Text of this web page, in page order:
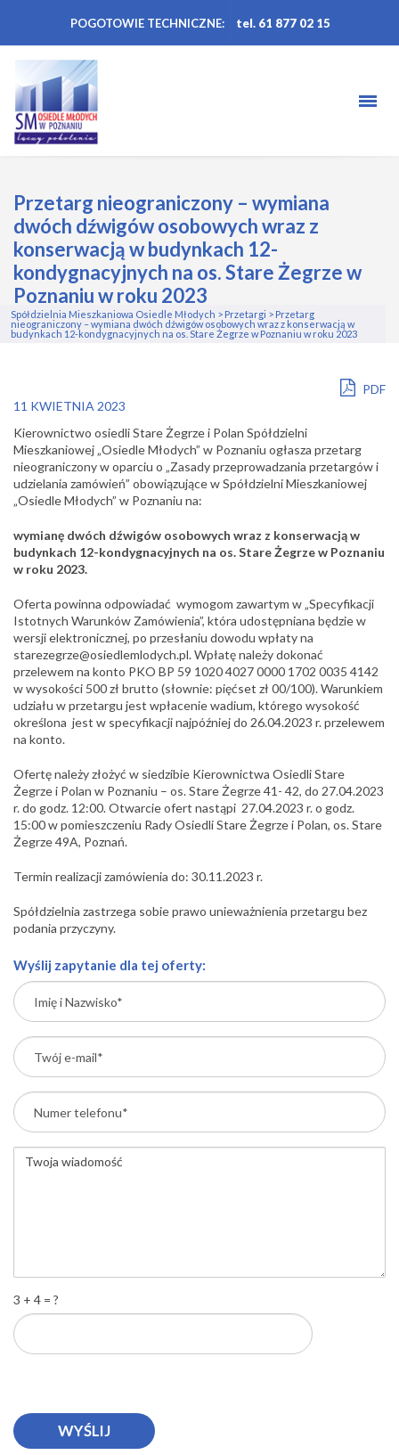
POGOTOWIE TECHNICZNE: tel. 61 877 02 15
Przetarg nieograniczony – wymiana
dwóch dźwigów osobowych wraz z
konserwacją w budynkach 12-
kondygnacyjnych na os. Stare Żegrze w
Poznaniu w roku 2023
Spółdzielnia Mieszkaniowa Osiedle Młodych > Przetargi > Przetarg
nieograniczony – wymiana dwóch dźwigów osobowych wraz z konserwacją w
budynkach 12-kondygnacyjnych na os. Stare Żegrze w Poznaniu w roku 2023
PDF
11 KWIETNIA 2023
Kierownictwo osiedli Stare Żegrze i Polan Spółdzielni
Mieszkaniowej „Osiedle Młodych” w Poznaniu ogłasza przetarg
nieograniczony w oparciu o „Zasady przeprowadzania przetargów i
udzielania zamówień” obowiązujące w Spółdzielni Mieszkaniowej
„Osiedle Młodych” w Poznaniu na:
wymianę dwóch dźwigów osobowych wraz z konserwacją w
budynkach 12-kondygnacyjnych na os. Stare Żegrze w Poznaniu
w roku 2023.
Oferta powinna odpowiadać wymogom zawartym w „Specyfikacji
Istotnych Warunków Zamówienia”, która udostępniana będzie w
wersji elektronicznej, po przesłaniu dowodu wpłaty na
starezegrze@osiedlemlodych.pl. Wpłatę należy dokonać
przelewem na konto PKO BP 59 1020 4027 0000 1702 0035 4142
w wysokości 500 zł brutto (słownie: pięćset zł 00/100). Warunkiem
udziału w przetargu jest wpłacenie wadium, którego wysokość
określona jest w specyfikacji najpóźniej do 26.04.2023 r. przelewem
na konto.
Ofertę należy złożyć w siedzibie Kierownictwa Osiedli Stare
Żegrze i Polan w Poznaniu – os. Stare Żegrze 41- 42, do 27.04.2023
r. do godz. 12:00. Otwarcie ofert nastąpi 27.04.2023 r. o godz.
15:00 w pomieszczeniu Rady Osiedli Stare Żegrze i Polan, os. Stare
Żegrze 49A, Poznań.
Termin realizacji zamówienia do: 30.11.2023 r.
Spółdzielnia zastrzega sobie prawo unieważnienia przetargu bez
podania przyczyny.
Wyślij zapytanie dla tej oferty:
3 + 4 = ?